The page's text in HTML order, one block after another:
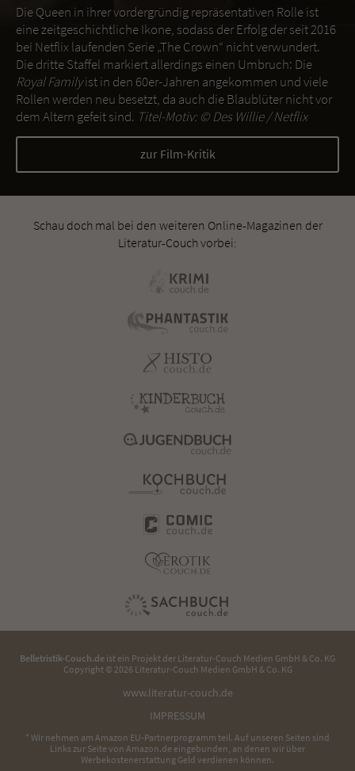
Die Queen in ihrer vordergründig repräsentativen Rolle ist
eine zeitgeschichtliche Ikone, sodass der Erfolg der seit 2016
bei Netflix laufenden Serie „The Crown“ nicht verwundert.
Die dritte Staffel markiert allerdings einen Umbruch: Die
Royal Familyist in den 60er-Jahren angekommen und viele
Rollen werden neu besetzt, da auch die Blaublüter nicht vor
dem Altern gefeit sind. Titel-Motiv: ©Des Willie / Netflix
zur Film-Kritik
Schau doch mal bei den weiteren Online-Magazinen der
Literatur-Couch vorbei:
Belletristik-Couch.de ist ein Projekt der Literatur-Couch Medien GmbH & Co. KG
Copyright © 2026 Literatur-Couch Medien GmbH & Co. KG
www.literatur-couch.de
IMPRESSUM
* Wir nehmen am Amazon EU-Partnerprogramm teil. Auf unseren Seiten sind
Links zur Seite von Amazon.de eingebunden, an denen wir über
Werbekostenerstattung Geld verdienen können.